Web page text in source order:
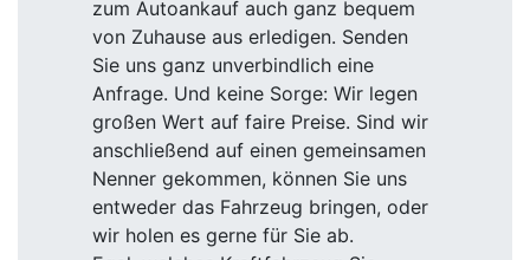
zum Autoankauf auch ganz bequem
von Zuhause aus erledigen. Senden
Sie uns ganz unverbindlich eine
Anfrage. Und keine Sorge: Wir legen
großen Wert auf faire Preise. Sind wir
anschließend auf einen gemeinsamen
Nenner gekommen, können Sie uns
entweder das Fahrzeug bringen, oder
wir holen es gerne für Sie ab.